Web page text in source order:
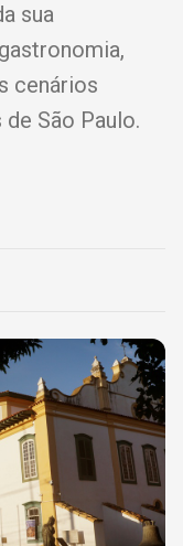
sua
cenários
São Paulo.